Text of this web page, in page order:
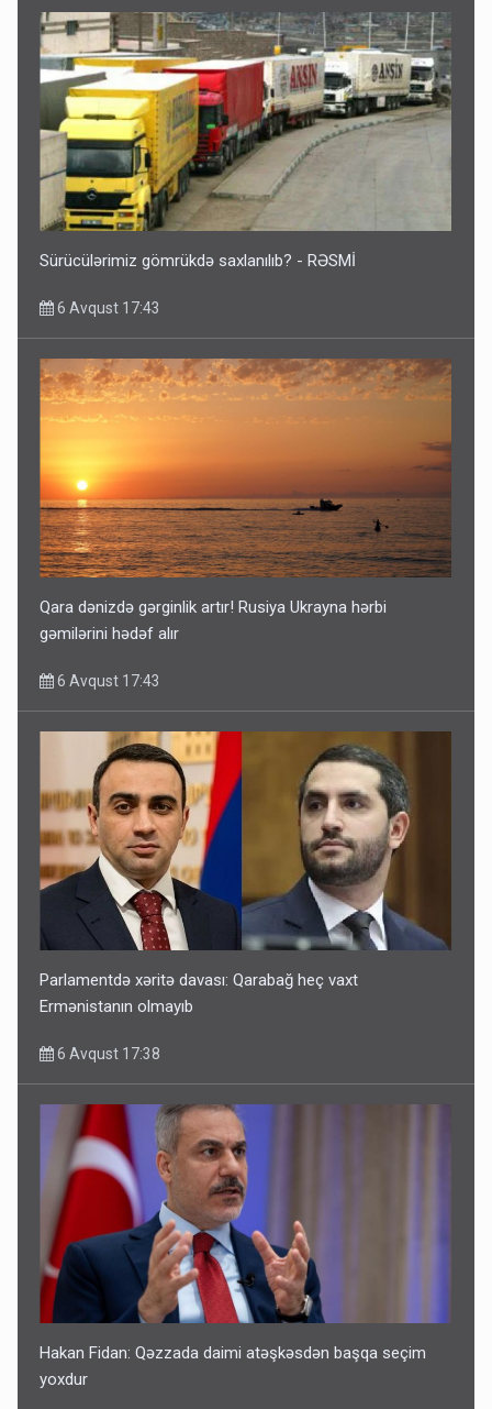
Sürücülərimiz gömrükdə saxlanılıb? - RƏSMİ
6 Avqust 17:43
Qara dənizdə gərginlik artır! Rusiya Ukrayna hərbi
gəmilərini hədəf alır
6 Avqust 17:43
Parlamentdə xəritə davası: Qarabağ heç vaxt
Ermənistanın olmayıb
6 Avqust 17:38
Hakan Fidan: Qəzzada daimi atəşkəsdən başqa seçim
yoxdur